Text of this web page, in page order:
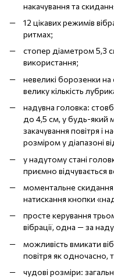
накачування та
12 цікавих режимів
ритмах;
стопер діаметром 5,3
використання;
невеликі борозенки
велику кількість
надувна головка:
до 4,5 см, у будь-який
закачування повітря
розміром у діапазоні
у надутому стані
приємно відчувається
моментальне скидання
натискання кнопки
просте керування
вібрації, одна — за
можливість вмикати
повітря як одночасно,
чудові розміри: